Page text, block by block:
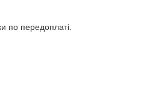
по передоплаті.